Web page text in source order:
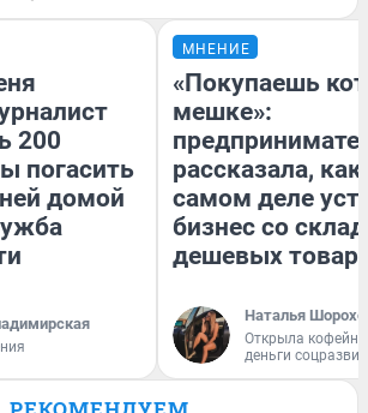
200
погасить
домой
МНЕНИЕ
«Покупаешь
мешке»:
рассказала, как
самом деле
бизнес со
дешевых
Наталья
Открыла
деньги